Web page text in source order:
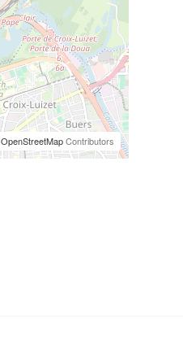
OpenStreetMapContributors